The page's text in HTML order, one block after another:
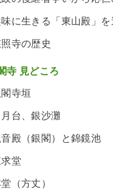
味に生きる「東山殿」
照寺の歴史
寺 見どころ
閣寺垣
月台、銀沙灘
音殿（銀閣）と錦鏡池
求堂
堂（方丈）